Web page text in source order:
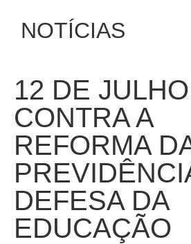
NOTÍCIAS
12 DE
CONTRA A
REFORMA
DEFESA DA
EDUCAÇÃO